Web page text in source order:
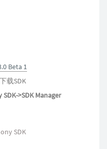
Beta 1
载SDK
>SDK Manager
SDK